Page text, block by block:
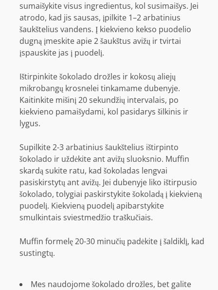
sumaišykite visus ingredientus, kol susimaišys. Jei
atrodo, kad jis sausas, įpilkite 1–2 arbatinius
šaukštelius vandens. Į kiekvieno kekso puodelio
dugną įmeskite apie 2 šaukštus avižų ir tvirtai
įspauskite jas į puodelį.
Ištirpinkite šokolado drožles ir kokosų aliejų
mikrobangų krosnelei tinkamame dubenyje.
Kaitinkite mišinį 20 sekundžių intervalais, po
kiekvieno pamaišydami, kol pasidarys šilkinis ir
lygus.
Supilkite 2-3 arbatinius šaukštelius ištirpinto
šokolado ir uždėkite ant avižų sluoksnio. Muffin
skardą sukite ratu, kad šokoladas lengvai
pasiskirstytų ant avižų. Jei dubenyje liko ištirpusio
šokolado, tolygiai paskirstykite šokoladą į kiekvieną
puodelį. Kiekvieną puodelį apibarstykite
smulkintais sviestmedžio traškučiais.
Muffin formelę 20-30 minučių padėkite į šaldiklį, kad
sustingtų.
Mes naudojome šokolado drožles, bet galite